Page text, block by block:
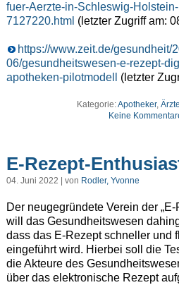
fuer-Aerzte-in-Schleswig-
7127220.html (letzter Zugriff am:
https://www.zeit.de/gesundheit/
06/gesundheitswesen-e-rezept-
apotheken-pilotmodell
(letzter
Kategorie:Apotheker,Ärzte
Keine
E-Rezept-
04. Juni 2022 | von Rodler, Yvonne
Der neugegründete Verein der
will das Gesundheitswesen
dass das E-Rezept schneller und
eingeführt wird. Hierbei soll die
die Akteure des
über das elektronische Rezept